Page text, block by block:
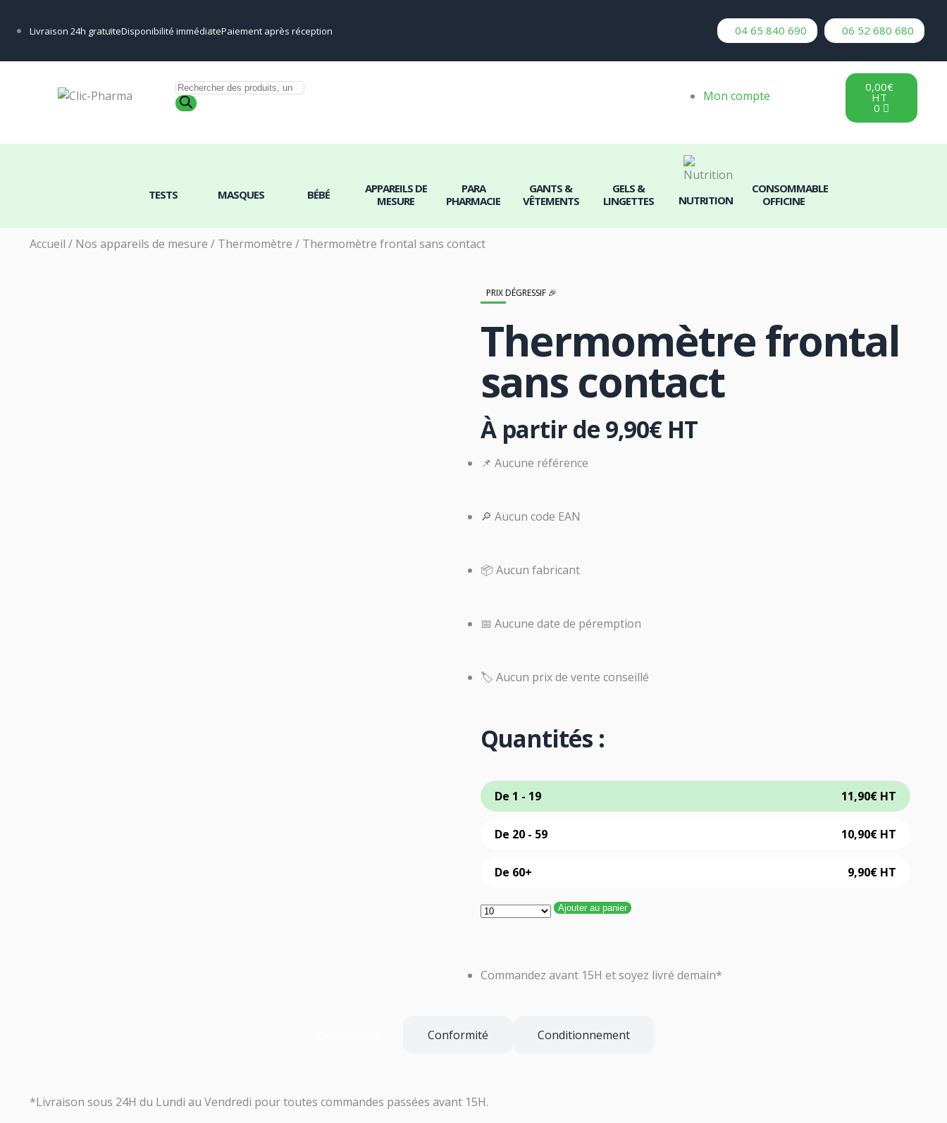
Livraison 24h gratuiteDisponibilité immédiatePaiement après réception 04 65 840 690 06 52 680 680
DE MESURE
PHARMACIE
VÊTEMENTS
LINGETTES
NUTRITION
OFFICINE
0,00€HT
Mon compte
0,00€
HT
0
TESTS MASQUES BÉBÉ
APPAREILS DE
MESURE
PARA
PHARMACIE
GANTS &
VÊTEMENTS
GELS &
LINGETTES
NUTRITION
CONSOMMABLE
OFFICINE
Accueil / Nos appareils de mesure / Thermomètre / Thermomètre frontal sans contact
PRIX DÉGRESSIF 🎉
Thermomètre frontal
sans contact
À partir de 9,90€HT
📌 Aucune référence
🔎 Aucun code EAN
📦 Aucun fabricant
📅 Aucune date de péremption
🏷️ Aucun prix de vente conseillé
Quantités :
De 1 - 19 11,90€ HT
De 20 - 59 10,90€ HT
De 60+ 9,90€ HT
Ajouter au panier
Commandez avant 15H et soyez livré demain*
Conformité Conditionnement
*Livraison sous 24H du Lundi au Vendredi pour toutes commandes passées avant 15H.